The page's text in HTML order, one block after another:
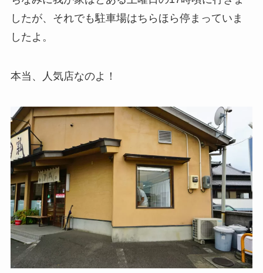
したが、それでも駐車場はちらほら停まっていま
したよ。
本当、人気店なのよ！